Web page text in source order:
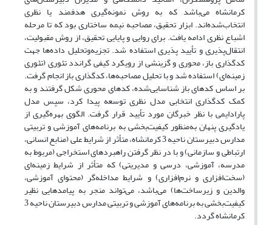
کرمانشاه می‌باشد که به روش نمونه‌گیری هدفمند یا نظری
انتخاب‌شده‌اند. ابزار تحقیق، مصاحبه نیمه ساختاری بود که تا مرحله
اشباع نظری ادامه یافت. برای روایی و پایایی تحقیق، از روش مقبولیت،
انتقال‌پذیری و تأیید پذیری استفاده شد. تجزیه‌وتحلیل داده‌ها جهت
کدگذاری باز، محوری و گزینشی از رویکرد کیفی گراندد تئوری (تئوری
زمینه‌ای) استفاده شد و با تحلیل مصاحبه‌ها، کدگذاری باز انجام گرفت.
بر اساس کدهای باز شناسایی‌شده، کدهای محوری شکل گرفتند و به
کمک کدگذاری انتخابی مدل نظری توسعه پیدا کرد، سپس مدل
پارادایمی با نظر خبرگان مورد تأیید قرار گرفت. الگوی بهره‌گیری از
یادگیری پنهان به‌منظور کیفیت‌بخشی به برنامه‌های آموزشی و تربیتی
مدارس دبیرستان ناحیه 3 کرمانشاه، متأثر از شرایط علی (منابع انسانی،
ارتباطی و سازمانی) و با در نظر گرفتن راهبردهای استخراجی (مربوط به
مدرسه، آموزشی، درسی و مدیریتی) که متأثر از شرایط زمینه‌ای
(سخت‌افزاری و نرم‌افزاری) و شرایط مداخله‌گر (محتوای آموزشی،
والدین و زیرساخت‌ها) می‌باشد، می‌تواند منجر به پیامدهایی نظیر
کیفیت‌بخشی به برنامه‌های آموزشی و تربیتی مدارس دبیرستان ناحیه 3
کرمانشاه گردد.